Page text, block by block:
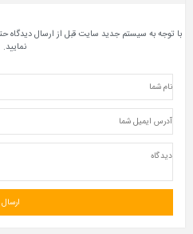
با توجه به سیستم جدید سایت قبل از ارسال دیدگاه
نمایید.